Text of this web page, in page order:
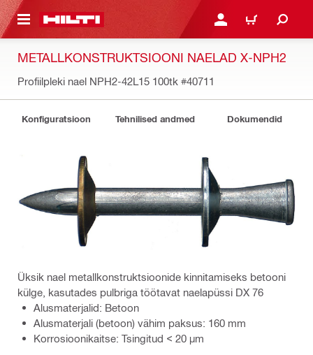
JUURDE LOGI SISSE VÕI
OSTUKORV
METALLKONSTRUKTSIOONI NAELAD X-NPH2
Profiilpleki nael NPH2-42L15 100tk #40711
Konfiguratsioon Tehnilised andmed Dokumendid
Üksik nael metallkonstruktsioonide kinnitamiseks betooni
külge, kasutades pulbriga töötavat naelapüssi DX 76
Alusmaterjalid: Betoon
Alusmaterjali (betoon) vähim paksus: 160 mm
Korrosioonikaitse: Tsingitud < 20 µm